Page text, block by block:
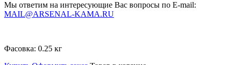
Мы ответим на интересующие Вас вопросы по E-mail:
MAIL@ARSENAL-KAMA.RU
Фасовка: 0.25 кг